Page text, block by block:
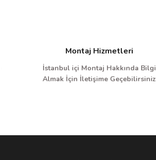
Montaj Hizmetleri
İstanbul içi Montaj Hakkında Bilgi
Almak İçin İletişime Geçebilirsiniz